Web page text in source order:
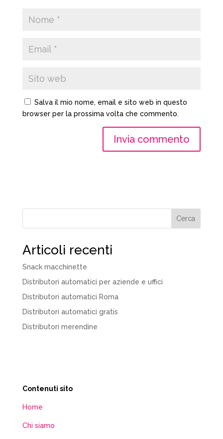
Salva il mio nome, email e sito web in questo
browser per la prossima volta che commento.
Cerca
Articoli recenti
Snack macchinette
Distributori automatici per aziende e uffici
Distributori automatici Roma
Distributori automatici gratis
Distributori merendine
Contenuti sito
Home
Chi siamo